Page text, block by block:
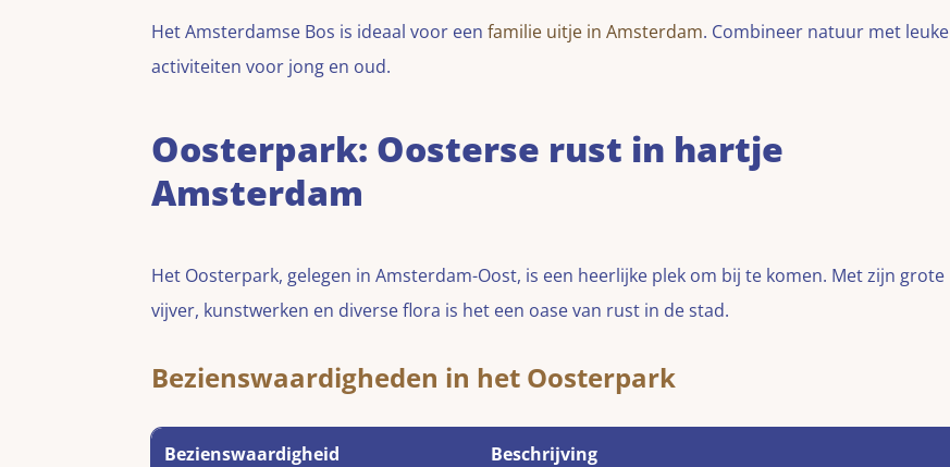
Het Amsterdamse Bos is ideaal voor een familie uitje in Amsterdam. Combineer natuur met leuke
activiteiten voor jong en oud.
Oosterpark: Oosterse rust in hartje
Amsterdam
Het Oosterpark, gelegen in Amsterdam-Oost, is een heerlijke plek om bij te komen. Met zijn grote
vijver, kunstwerken en diverse flora is het een oase van rust in de stad.
Bezienswaardigheden in het Oosterpark
Bezienswaardigheid Beschrijving